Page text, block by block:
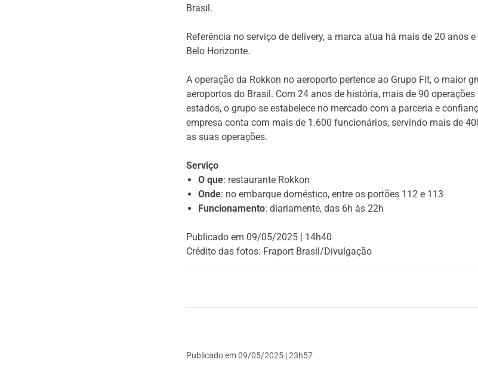
Brasil.
Referência no serviço de delivery, a marca atua há mais de 20 anos
Belo Horizonte.
A operação da Rokkon no aeroporto pertence ao Grupo Fit, o maior
aeroportos do Brasil. Com 24 anos de história, mais de 90
estados, o grupo se estabelece no mercado com a parceria e
empresa conta com mais de 1.600 funcionários, servindo mais de
as suas operações.
Serviço
O que: restaurante Rokkon
Onde: no embarque doméstico, entre os portões 112 e 113
Funcionamento: diariamente, das 6h às 22h
Publicado em 09/05/2025 | 14h40
Crédito das fotos: Fraport Brasil/Divulgação
Publicado em09/05/2025 | 23h57